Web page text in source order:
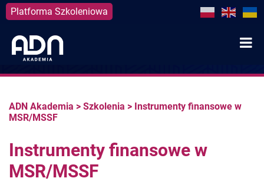
Platforma Szkoleniowa
content
ADN Akademia > Szkolenia > Instrumenty finansowe w
MSR/MSSF
Instrumenty finansowe w
MSR/MSSF